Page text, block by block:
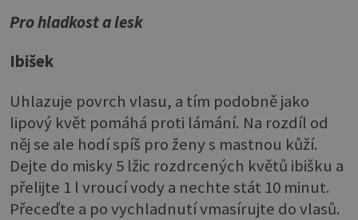
Pro hladkost a lesk
Ibišek
Uhlazuje povrch vlasu, a tím podobně jako
lipový květ pomáhá proti lámání. Na rozdíl od
něj se ale hodí spíš pro ženy s mastnou kůží.
Dejte do misky 5 lžic rozdrcených květů ibišku a
přelijte 1 l vroucí vody a nechte stát 10 minut.
Přeceďte a po vychladnutí vmasírujte do vlasů.